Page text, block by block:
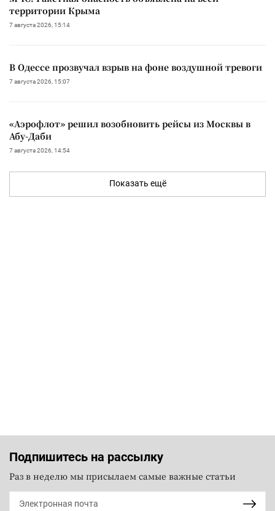
территории Крыма
7 августа 2026, 15:14
В Одессе прозвучал взрыв на фоне воздушной тревоги
7 августа 2026, 15:07
«Аэрофлот» решил возобновить рейсы из Москвы в
Абу-Даби
7 августа 2026, 14:54
Показать ещё
Подпишитесь на рассылку
Раз в неделю мы присылаем самые важные статьи